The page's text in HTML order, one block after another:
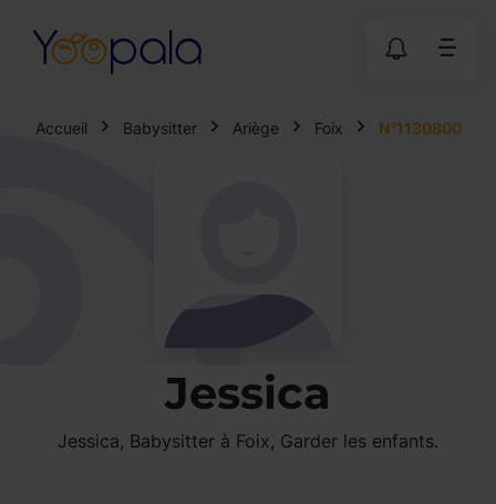
Accueil Babysitter Ariège Foix N°1130800
Jessica
Jessica, Babysitter à Foix, Garder les enfants.